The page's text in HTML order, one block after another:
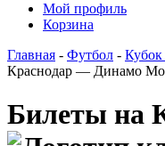
Мой профиль
Корзина
Главная - Футбол - Кубок
Краснодар — Динамо
Билеты на